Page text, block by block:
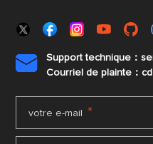

Support technique：
Courriel de plainte：
votre e-mail *